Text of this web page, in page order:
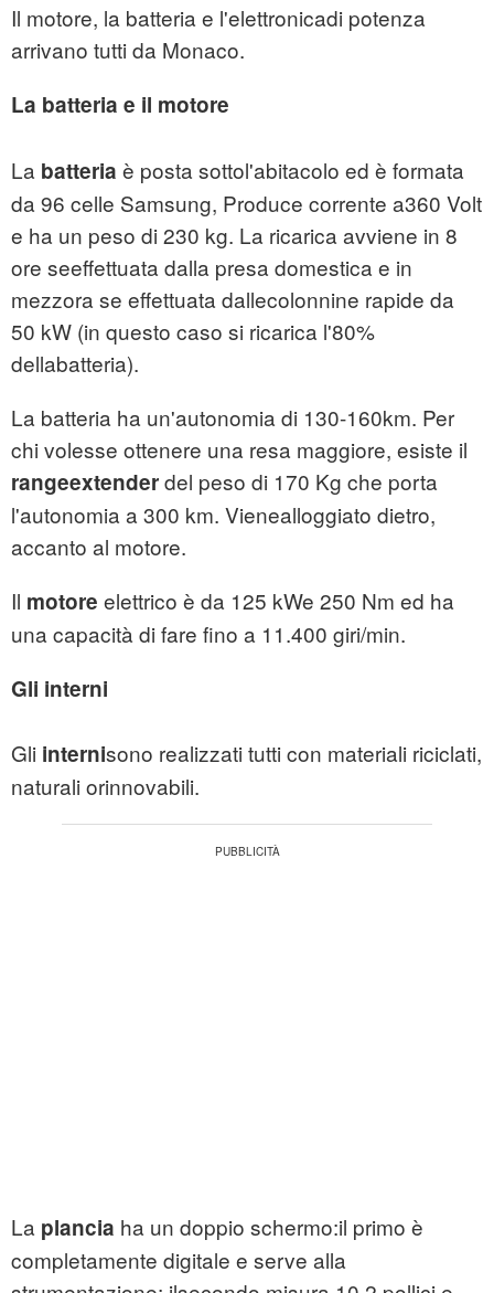
Il motore, la batteria e l'elettronicadi potenza
arrivano tutti da Monaco.
La batteria e il motore
La batteria è posta sottol'abitacolo ed è formata
da 96 celle Samsung, Produce corrente a360 Volt
e ha un peso di 230 kg. La ricarica avviene in 8
ore seeffettuata dalla presa domestica e in
mezzora se effettuata dallecolonnine rapide da
50 kW (in questo caso si ricarica l'80%
dellabatteria).
La batteria ha un'autonomia di 130-160km. Per
chi volesse ottenere una resa maggiore, esiste il
rangeextenderdel peso di 170 Kg che porta
l'autonomia a 300 km. Vienealloggiato dietro,
accanto al motore.
Il motore elettrico è da 125 kWe 250 Nm ed ha
una capacità di fare fino a 11.400 giri/min.
Gli interni
Gli internisono realizzati tutti con materiali riciclati,
naturali orinnovabili.
La plancia ha un doppio schermo:il primo è
completamente digitale e serve alla